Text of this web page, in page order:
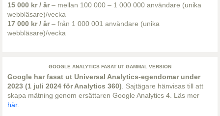
15 000 kr / år– mellan 100 000 – 1 000 000 användare (unika
webbläsare)/vecka
17 000 kr / år– från 1 000 001 användare (unika
webbläsare)/vecka
GOOGLE ANALYTICS FASAT UT GAMMAL VERSION
Google har fasat ut Universal Analytics-egendomar under
2023 (1 juli 2024 för Analytics 360) . Sajtägare hänvisas till att
skapa mätning genom ersättaren Google Analytics 4. Läs mer
här.